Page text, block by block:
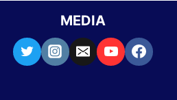
MEDIA